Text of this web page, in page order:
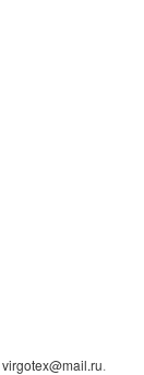
virgotex@mail.ru.